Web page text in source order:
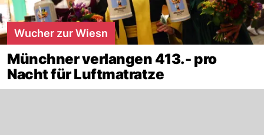
Wucher zur Wiesn
Münchner verlangen 413.- pro
Nacht für Luftmatratze